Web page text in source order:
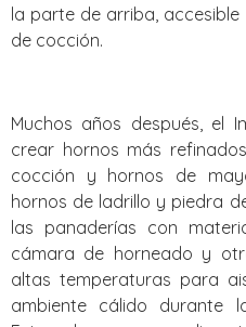
la parte de arriba,
de cocción.
Muchos años después, el
crear hornos más
cocción y hornos de
hornos de ladrillo y piedra
las panaderías con
cámara de horneado y
altas temperaturas para
ambiente cálido durante